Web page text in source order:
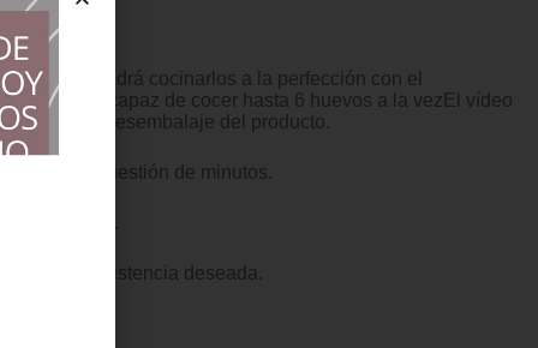
cocidos, podrá cocinarlos a la perfección con el
y es capaz de cocer hasta 6 huevos a la vezEl vídeo
el desembalaje del producto.
en cuestión de minutos.
de cocción.
la consistencia deseada.